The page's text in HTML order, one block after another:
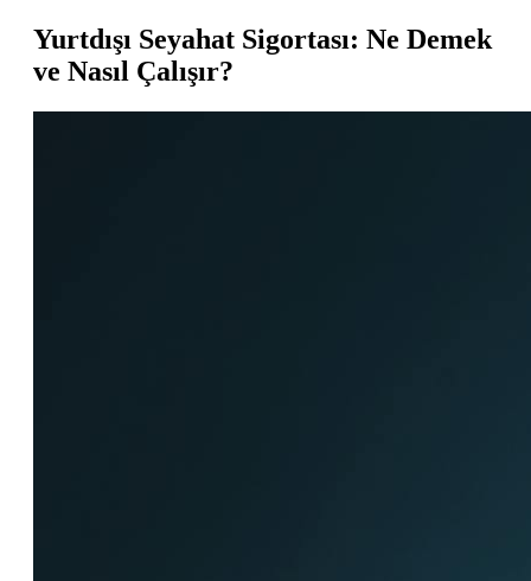
Yurtdışı Seyahat Sigortası: Ne Demek
ve Nasıl Çalışır?